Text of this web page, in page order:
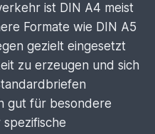
ist DIN A4 meist
Formate wie DIN A5
gezielt eingesetzt
zu erzeugen und sich
gut für besondere
spezifische